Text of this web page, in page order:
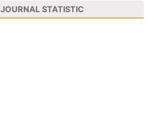
JOURNAL STATISTIC